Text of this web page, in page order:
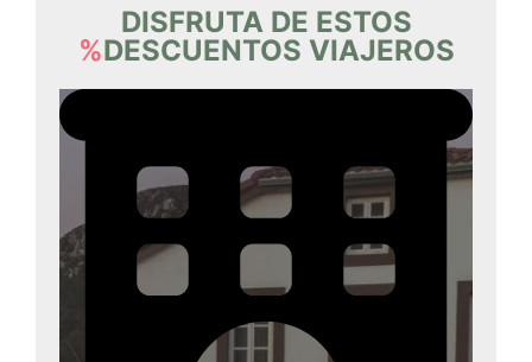
DISFRUTA DE ESTOS
%DESCUENTOS VIAJEROS